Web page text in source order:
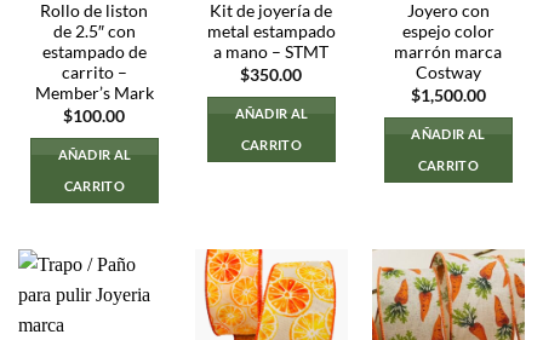
Rollo de liston
de 2.5″ con
estampado de
carrito –
Member’s Mark
$100.00
AÑADIR AL
CARRITO
Kit de joyería de
metal estampado
a mano – STMT
$350.00
AÑADIR AL
CARRITO
Joyero con
espejo color
marrón marca
Costway
$1,500.00
AÑADIR AL
CARRITO